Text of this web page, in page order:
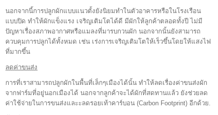
นอกจากนี้การปลูกผักแบบแนวตั้งยังนิยมทำในตัวอาคารหรือในโรงเรือน
แบบปิด ทำให้ผักแข็งแรง เจริญเติมโตได้ดี มีผักให้ลูกค้าตลอดทั้งปี ไม่มี
ปัญหาเรื่องสภาพอากาศหรือแมลงที่มารบกวนผัก นอกจากนั้นยังสามารถ
ควบคุมการปลูกได้ทั้งหมด เช่น เร่งการเจริญเติมโตให้เร็วขึ้นโดยให้แสงไฟ
ที่มากขึ้น
ลดค่าขนส่ง
การที่เราสามารถปลูกผักในพื้นที่เล็กๆเมืองได้นั้น ทำให้ลดเรื่องค่าขนส่งผัก
จากฟาร์มที่อยู่นอกเมืองได้ นอกจากลูกค้าจะได้ผักที่สดทานแล้ว ยังช่วยลด
ค่าใช้จ่ายในการขนส่งและะลดรอยเท้าคาร์บอน (Carbon Footprint) อีกด้วย.